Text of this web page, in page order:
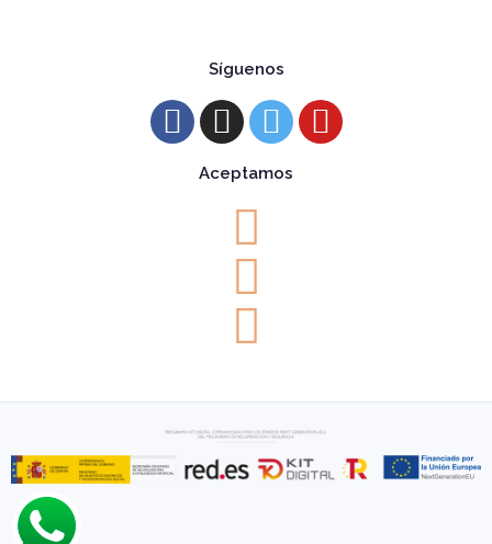
Síguenos
Aceptamos